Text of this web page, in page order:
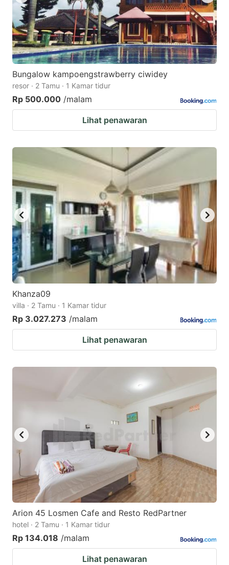
Bungalow kampoengstrawberry ciwidey
resor · 2 Tamu · 1 Kamar tidur
Rp 500.000 /malam
Lihat penawaran
Khanza09
villa · 2 Tamu · 1 Kamar tidur
Rp 3.027.273 /malam
Lihat penawaran
Arion 45 Losmen Cafe and Resto RedPartner
hotel · 2 Tamu · 1 Kamar tidur
Rp 134.018 /malam
Lihat penawaran